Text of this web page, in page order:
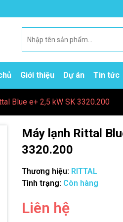
Giới thiệu Dự án Tin tức
Blue e+ 2,5 kW SK 3320.200
Máy lạnh Rittal
3320.200
Thương hiệu: RITTAL
Tình trạng: Còn hàng
Liên hệ